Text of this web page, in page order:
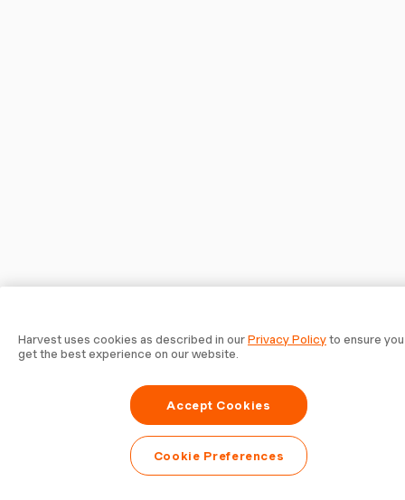
Harvest uses cookies as described in ourPrivacy Policyto ensure you
get the best experience on our website.
Accept Cookies
Cookie Preferences